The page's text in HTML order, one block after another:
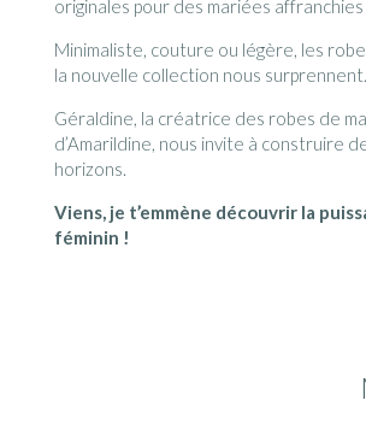
originales pour des mariées
Minimaliste, couture ou légère, les
la nouvelle collection nous surprennent.
Géraldine, la créatrice des robes de
d’Amarildine, nous invite à construire
horizons.
Viens, je t’emmène découvrir la
féminin !